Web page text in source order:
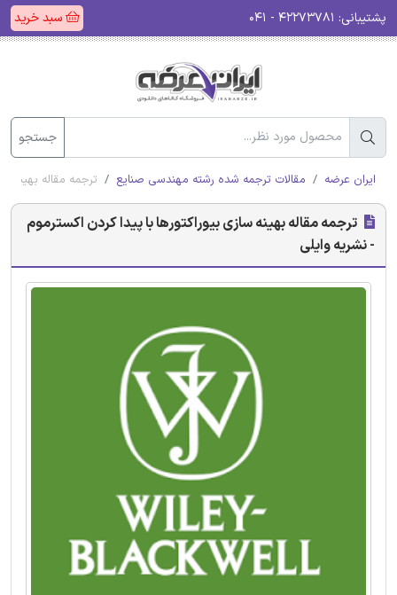
پشتیبانی: سبد خرید
جستجو
ایران عرضه مقالات ترجمه شده رشته مهندسی صنایع ترجمه مقاله بهینه
ترجمه مقاله بهینه سازی بیوراکتورها با پیدا کردن اکسترموم
- نشریه وایلی